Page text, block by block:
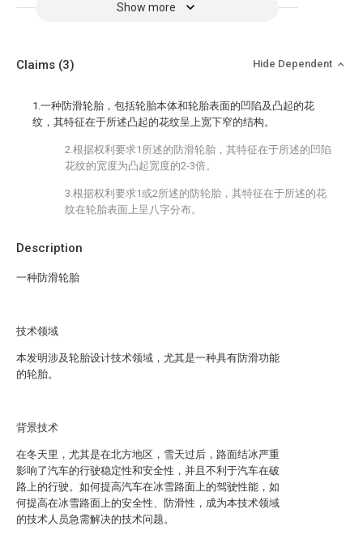
Show more
Description
一种防滑轮胎
技术领域
本发明涉及轮胎设计技术领域，尤其是一种具有防滑功能
的轮胎。
背景技术
在冬天里，尤其是在北方地区，雪天过后，路面结冰严重
影响了汽车的行驶稳定性和安全性，并且不利于汽车在破
路上的行驶。如何提高汽车在冰雪路面上的驾驶性能，如
何提高在冰雪路面上的安全性、防滑性，成为本技术领域
的技术人员急需解决的技术问题。
Claims (3) Hide Dependent
1.一种防滑轮胎，包括轮胎本体和轮胎表面的凹陷及凸起的花
纹，其特征在于所述凸起的花纹呈上宽下窄的结构。
2.根据权利要求1所述的防滑轮胎，其特征在于所述的凹陷
花纹的宽度为凸起宽度的2-3倍。
3.根据权利要求1或2所述的防轮胎，其特征在于所述的花
纹在轮胎表面上呈八字分布。